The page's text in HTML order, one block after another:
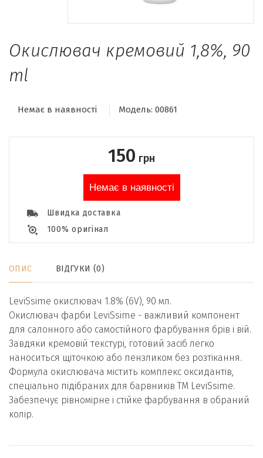
Окислювач кремовий 1,8%, 90
ml
Немає в наявності Модель: 00861
150 грн
Немає в наявності
Швидка доставка
100% оригінал
ОПИС ВІДГУКИ (0)
LeviSsime окислювач 1.8% (6V), 90 мл.
Окислювач фарби LeviSsime - важливий компонент
для салонного або самостійного фарбування брів і вій.
Завдяки кремовій текстурі, готовий засіб легко
наноситься щіточкою або пензликом без розтікання.
Формула окислювача містить комплекс оксидантів,
спеціально підібраних для барвників ТМ LeviSsime.
Забезпечує рівномірне і стійке фарбування в обраний
колір.